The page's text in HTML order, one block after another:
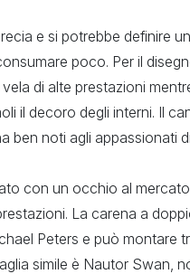
e si potrebbe definire
poco. Per il
di alte prestazioni
il decoro degli interni. Il
ben noti agli appassionati
con un occhio al
La carena a
Peters e può montare
simile è Nautor Swan,